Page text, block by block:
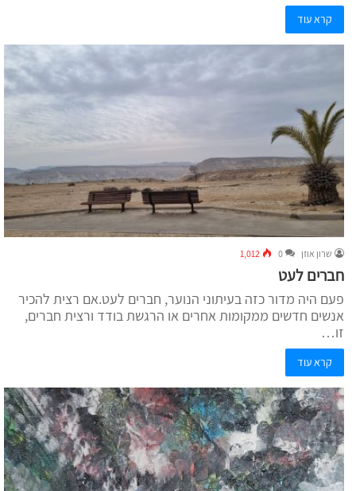
קרא עוד
שרון אוזן 0
1,012
חברים לעט
פעם היה מדור כזה בעיתוני הנוער, חברים לעט.אם רצית להכיר
אנשים חדשים ממקומות אחרים או הרגשת בודד ורצית חברים,
זו…
קרא עוד